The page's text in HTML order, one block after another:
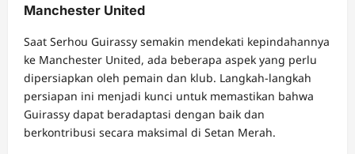
Manchester United
Saat Serhou Guirassy semakin mendekati kepindahannya
ke Manchester United, ada beberapa aspek yang perlu
dipersiapkan oleh pemain dan klub. Langkah-langkah
persiapan ini menjadi kunci untuk memastikan bahwa
Guirassy dapat beradaptasi dengan baik dan
berkontribusi secara maksimal di Setan Merah.